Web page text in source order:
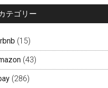
テゴリー
(15)
(43)
(286)